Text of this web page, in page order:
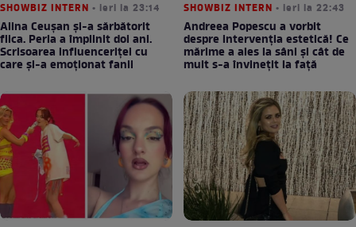
SHOWBIZ INTERN • ieri la 23:14
Alina Ceușan și-a sărbătorit
fiica. Perla a împlinit doi ani.
Scrisoarea influenceriței cu
care și-a emoționat fanii
SHOWBIZ INTERN • ieri la 22:43
Andreea Popescu a vorbit
despre intervenția estetică! Ce
mărime a ales la sâni și cât de
mult s-a învinețit la față